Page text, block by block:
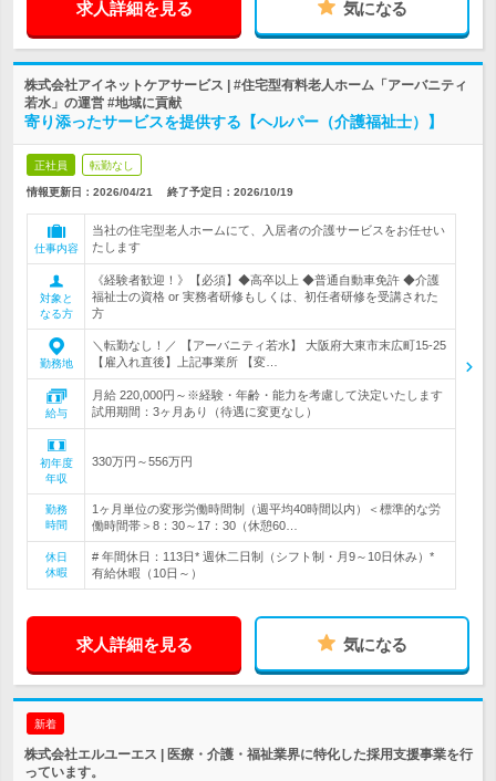
求人詳細を見る 気になる
株式会社アイネットケアサービス | #住宅型有料老人ホーム「アーバニティ
若水」の運営 #地域に貢献
寄り添ったサービスを提供する【ヘルパー（介護福祉士）】
正社員 転勤なし
情報更新日：2026/04/21 終了予定日： 2026/10/19
仕事内容
当社の住宅型老人ホームにて、入居者の介護サービスをお任せい
たします
対象と
なる方
《経験者歓迎！》【必須】◆高卒以上 ◆普通自動車免許 ◆介護
福祉士の資格 or 実務者研修もしくは、初任者研修を受講された
方
勤務地
＼転勤なし！／ 【アーバニティ若水】 大阪府大東市末広町15-25
【雇入れ直後】上記事業所 【変…
給与
月給 220,000円～※経験・年齢・能力を考慮して決定いたします
試用期間：3ヶ月あり（待遇に変更なし）
初年度
年収
330万円～556万円
勤務
時間
1ヶ月単位の変形労働時間制（週平均40時間以内）＜標準的な労
働時間帯＞8：30～17：30（休憩60…
休日
休暇
# 年間休日：113日* 週休二日制（シフト制・月9～10日休み）*
有給休暇（10日～）
求人詳細を見る 気になる
新着
株式会社エルユーエス | 医療・介護・福祉業界に特化した採用支援事業を行
っています。